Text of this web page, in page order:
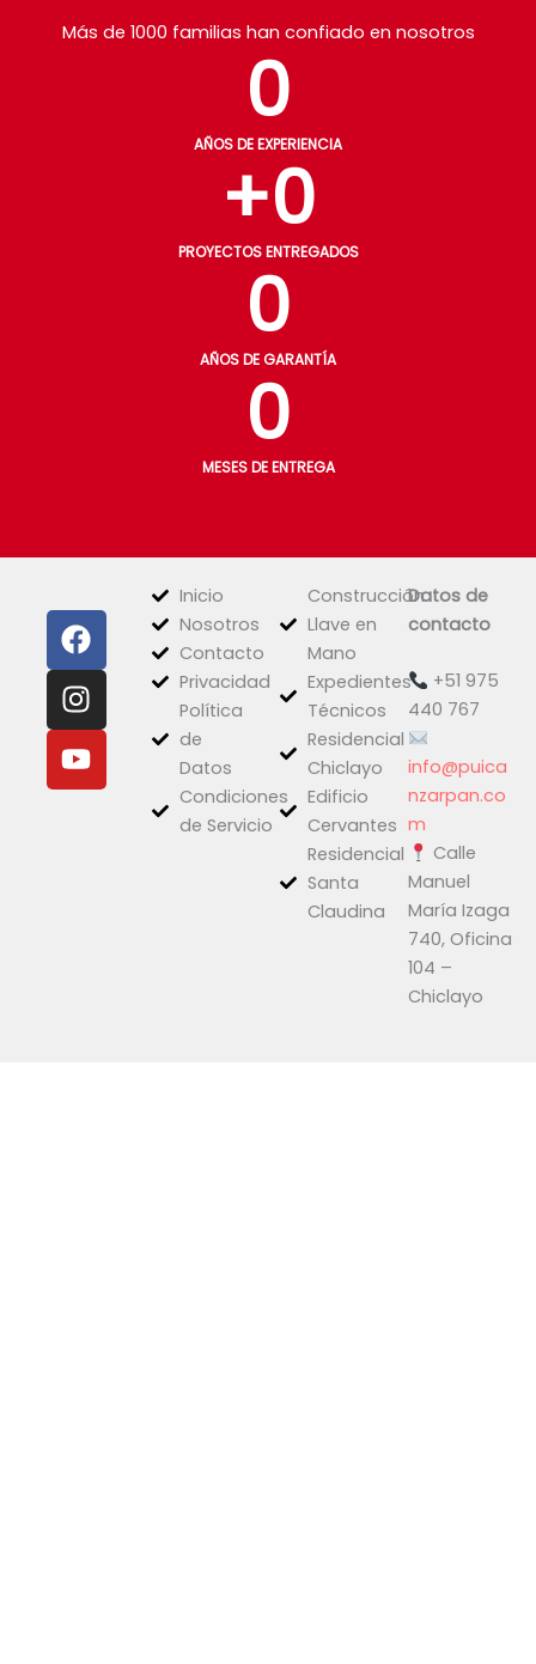
Más de 1000 familias han confiado en nosotros
AÑOS DE EXPERIENCIA
0
PROYECTOS ENTREGADOS
+0
AÑOS DE GARANTÍA
0
MESES DE ENTREGA
0
F
a
c
e
b
o
o
I
n
s
t
a
g
r
Y
o
u
t
u
b
e
Inicio
Nosotros
Contacto
Privacidad
Política
de
Datos
Condiciones
de Servicio
Construcción
Llave en
Mano
Expedientes
Técnicos
Residencial
Chiclayo
Edificio
Cervantes
Residencial
Santa
Claudina
Datos de
contacto
+51 975
440 767
info@puica
nzarpan.co
m
Calle
Manuel
María Izaga
740, Oficina
104 –
Chiclayo